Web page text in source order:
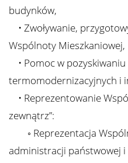
budynków,
• Zwoływanie,
Wspólnoty Mieszkaniowej,
• Pomoc w
termomodernizacyjnych i
• Reprezentowanie
zewnątrz”:
◦ Reprezentacja
administracji państwowej